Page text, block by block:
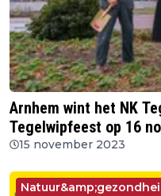
Arnhem wint het NK
Tegelwipfeest op 16
15 november 2023